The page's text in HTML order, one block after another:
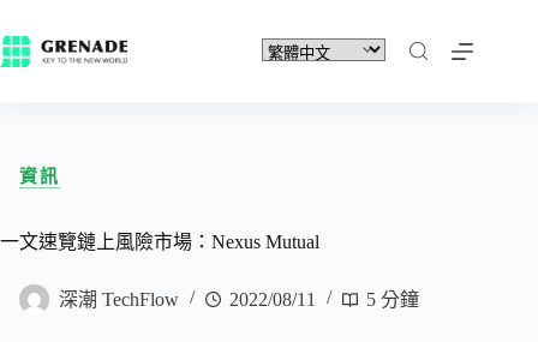
資訊
一文速覽鏈上風險市場：Nexus Mutual
深潮 TechFlow 2022/08/11 5 分鐘